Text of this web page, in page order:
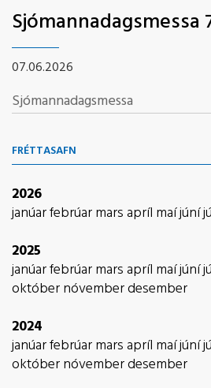
Sjómannadagsmessa
07.06.2026
Sjómannadagsmessa
FRÉTTASAFN
2026
janúarfebrúarmarsapríl maíjúní
2025
janúarfebrúarmarsapríl maíjúní
októbernóvemberdesember
2024
janúarfebrúarmarsapríl maíjúní
októbernóvemberdesember